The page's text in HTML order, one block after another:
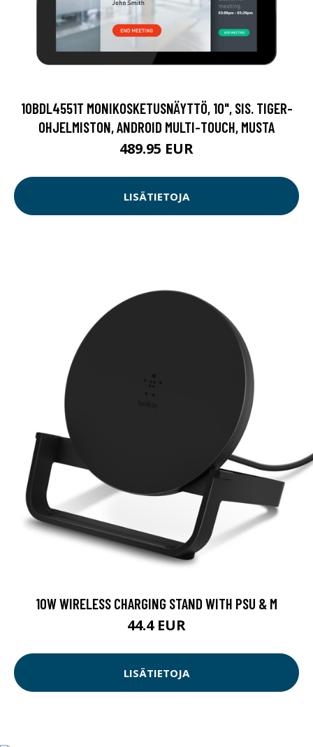
10BDL4551T MONIKOSKETUSNÄYTTÖ, 10", SIS. TIGER-
OHJELMISTON, ANDROID MULTI-TOUCH, MUSTA
489.95 EUR
LISÄTIETOJA
10W WIRELESS CHARGING STAND WITH PSU & M
44.4 EUR
LISÄTIETOJA